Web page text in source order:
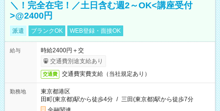
＼！完全在宅！／土日含む週2～OK<講座受付
>@2400円
派遣 ブランクOK WEB登録・面接OK
給与
時給2400円＋交
交通費別途支給あり
交通費 交通費実費支給（当社規定あり）
勤務地
東京都港区
田町(東京都)駅から徒歩4分 / 三田(東京都)駅から徒歩7分